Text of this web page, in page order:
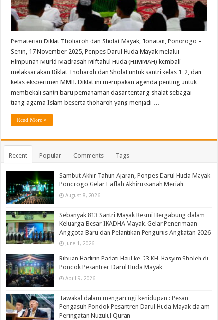
Pematerian Diklat Thoharoh dan Sholat Mayak, Tonatan, Ponorogo –
Senin, 17 November 2025, Ponpes Darul Huda Mayak melalui
Himpunan Murid Madrasah Miftahul Huda (HIMMAH) kembali
melaksanakan Diklat Thoharoh dan Sholat untuk santri kelas 1, 2, dan
kelas eksperimen MMH. Diklat ini merupakan agenda penting untuk
membekali santri baru pemahaman dasar tentang shalat sebagai
tiang agama Islam beserta thoharoh yang menjadi …
Read More »
Recent Popular Comments Tags
Sambut Akhir Tahun Ajaran, Ponpes Darul Huda Mayak
Ponorogo Gelar Haflah Akhirussanah Meriah
August 8, 2026
Sebanyak 813 Santri Mayak Resmi Bergabung dalam
Keluarga Besar IKADHA Mayak, Gelar Penerimaan
Anggota Baru dan Pelantikan Pengurus Angkatan 2026
June 1, 2026
Ribuan Hadirin Padati Haul ke-23 KH. Hasyim Sholeh di
Pondok Pesantren Darul Huda Mayak
April 9, 2026
Tawakal dalam mengarungi kehidupan : Pesan
Pengasuh Pondok Pesantren Darul Huda Mayak dalam
Peringatan Nuzulul Quran